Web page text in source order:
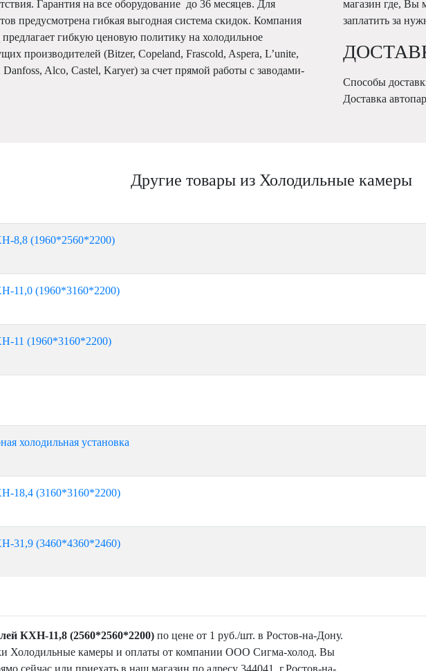
Гарантия на все оборудование до 36 месяцев. Для
предусмотрена гибкая выгодная система скидок. Компания
гибкую ценовую политику на холодильное
производителей (Bitzer, Copeland, Frascold, Aspera, L’unite,
Alco, Castel, Karyer) за счет прямой работы с заводами-
магазин где, Вы
заплатить за
Способы
Доставка
Другие товары из Холодильные камеры
8,8 (1960*2560*2200)
11,0 (1960*3160*2200)
11 (1960*3160*2200)
холодильная установка
18,4 (3160*3160*2200)
31,9 (3460*4360*2460)
КХН-11,8 (2560*2560*2200) по цене от 1 руб./шт. в Ростов-на-Дону.
Холодильные камеры и оплаты от компании ООО Сигма-холод. Вы
сейчас или приехать в наш магазин по адресу 344041, г.Ростов-на-